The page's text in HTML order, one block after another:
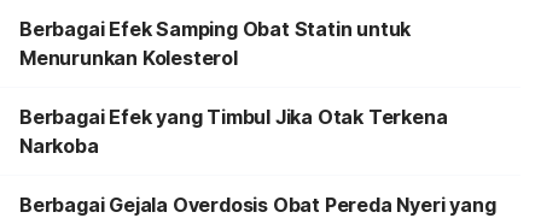
Berbagai Efek Samping Obat Statin untuk
Menurunkan Kolesterol
Berbagai Efek yang Timbul Jika Otak Terkena
Narkoba
Berbagai Gejala Overdosis Obat Pereda Nyeri yang